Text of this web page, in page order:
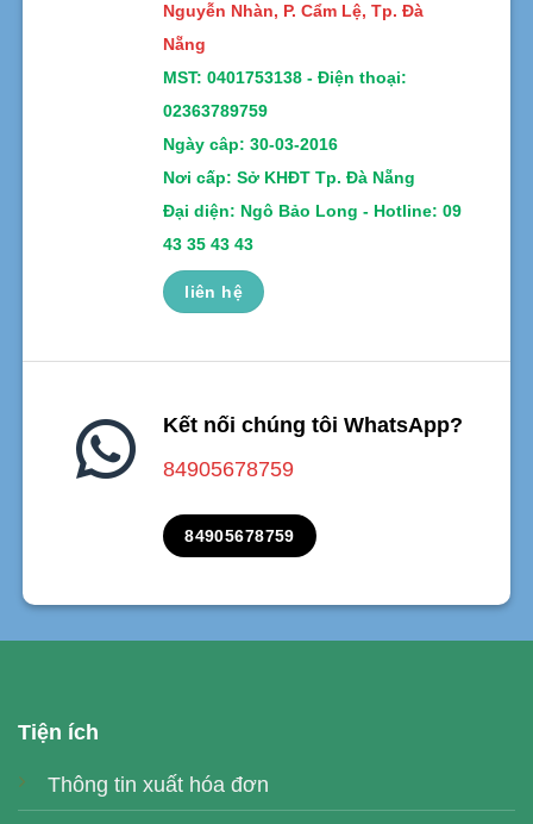
Nguyễn Nhàn, P. Cẩm Lệ, Tp. Đà
Nẵng
MST: 0401753138 - Điện thoại:
02363789759
Ngày câp: 30-03-2016
Nơi cấp: Sở KHĐT Tp. Đà Nẵng
Đại diện: Ngô Bảo Long - Hotline: 09
43 35 43 43
liên hệ
Kết nối chúng tôi WhatsApp?
84905678759
84905678759
Tiện ích
Thông tin xuất hóa đơn